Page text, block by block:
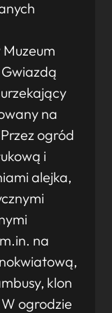
na
ogród
i
alejka,
na
klon
ogrodzie